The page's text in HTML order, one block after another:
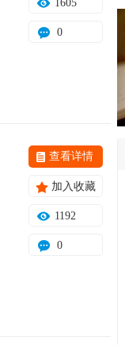
1605
0
查看详情
加入收藏
1192
0